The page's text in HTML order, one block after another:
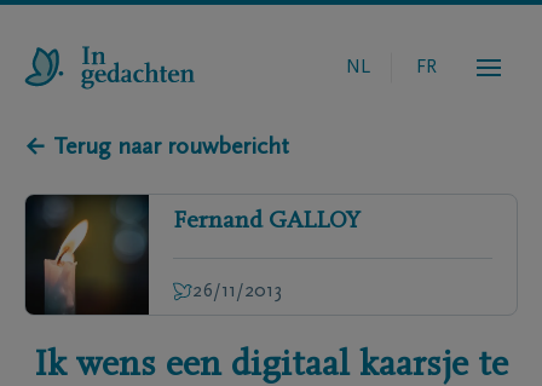
NL FR
← Terug naar rouwbericht
Fernand GALLOY
26/11/2013
Ik wens een digitaal kaarsje te